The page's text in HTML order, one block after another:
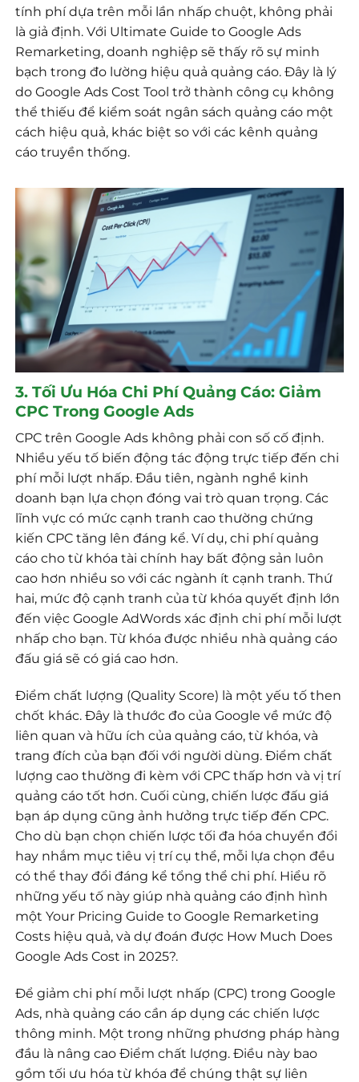
tính phí dựa trên mỗi lần nhấp chuột, không phải
là giả định. Với Ultimate Guide to Google Ads
Remarketing, doanh nghiệp sẽ thấy rõ sự minh
bạch trong đo lường hiệu quả quảng cáo. Đây là lý
do Google Ads Cost Tool trở thành công cụ không
thể thiếu để kiểm soát ngân sách quảng cáo một
cách hiệu quả, khác biệt so với các kênh quảng
cáo truyền thống.
3. Tối Ưu Hóa Chi Phí Quảng Cáo: Giảm
CPC Trong Google Ads
CPC trên Google Ads không phải con số cố định.
Nhiều yếu tố biến động tác động trực tiếp đến chi
phí mỗi lượt nhấp. Đầu tiên, ngành nghề kinh
doanh bạn lựa chọn đóng vai trò quan trọng. Các
lĩnh vực có mức cạnh tranh cao thường chứng
kiến CPC tăng lên đáng kể. Ví dụ, chi phí quảng
cáo cho từ khóa tài chính hay bất động sản luôn
cao hơn nhiều so với các ngành ít cạnh tranh. Thứ
hai, mức độ cạnh tranh của từ khóa quyết định lớn
đến việc Google AdWords xác định chi phí mỗi lượt
nhấp cho bạn. Từ khóa được nhiều nhà quảng cáo
đấu giá sẽ có giá cao hơn.
Điểm chất lượng (Quality Score) là một yếu tố then
chốt khác. Đây là thước đo của Google về mức độ
liên quan và hữu ích của quảng cáo, từ khóa, và
trang đích của bạn đối với người dùng. Điểm chất
lượng cao thường đi kèm với CPC thấp hơn và vị trí
quảng cáo tốt hơn. Cuối cùng, chiến lược đấu giá
bạn áp dụng cũng ảnh hưởng trực tiếp đến CPC.
Cho dù bạn chọn chiến lược tối đa hóa chuyển đổi
hay nhắm mục tiêu vị trí cụ thể, mỗi lựa chọn đều
có thể thay đổi đáng kể tổng thể chi phí. Hiểu rõ
những yếu tố này giúp nhà quảng cáo định hình
một Your Pricing Guide to Google Remarketing
Costs hiệu quả, và dự đoán được How Much Does
Google Ads Cost in 2025?.
Để giảm chi phí mỗi lượt nhấp (CPC) trong Google
Ads, nhà quảng cáo cần áp dụng các chiến lược
thông minh. Một trong những phương pháp hàng
đầu là nâng cao Điểm chất lượng. Điều này bao
gồm tối ưu hóa từ khóa để chúng thật sự liên